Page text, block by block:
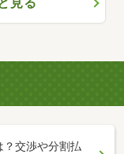
？交渉や分割払